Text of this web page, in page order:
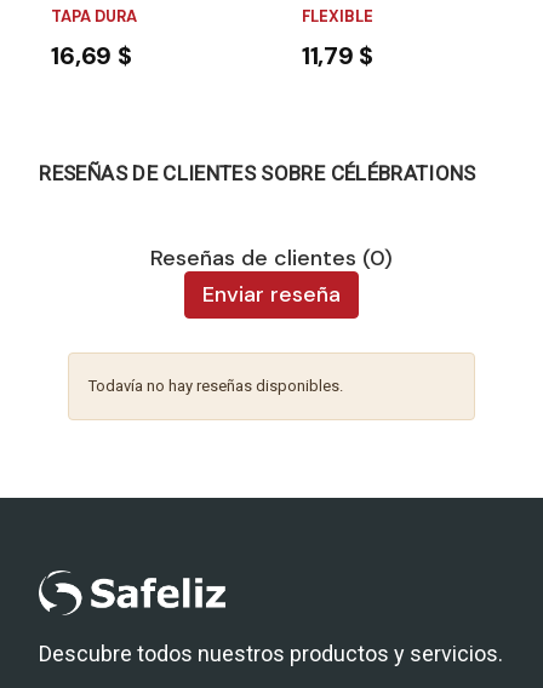
TAPA DURA
16,69 $
FLEXIBLE
11,79 $
RESEÑAS DE CLIENTES SOBRE CÉLÉBRATIONS
Reseñas de clientes (0)
Enviar reseña
Todavía no hay reseñas disponibles.
Descubre todos nuestros productos y servicios.